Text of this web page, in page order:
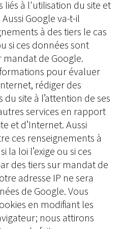
à l'utilisation du site et
Google va-t-il
à des tiers le cas
si ces données sont
mandat de Google.
pour évaluer
rédiger des
site à l’attention de ses
services en rapport
et d’Internet. Aussi
ces renseignements à
la loi l’exige ou si ces
des tiers sur mandat de
adresse IP ne sera
de Google. Vous
en modifiant les
nous attirons